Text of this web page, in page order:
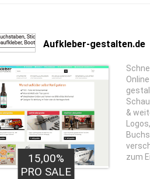
Aufkleber-gestalten.de
15,00%
PRO SALE
&
zum